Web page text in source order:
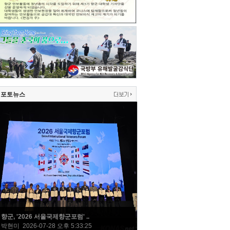
포토뉴스
향군, '2026 서울국제향군포럼' ..
박현미 2026-07-28 오후 5:33:25